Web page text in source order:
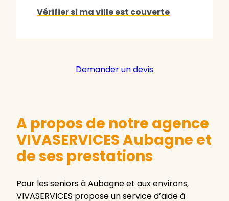
Vérifier si ma ville est couverte
Demander un devis
A propos de notre agence
VIVASERVICES Aubagne et
de ses prestations
Pour les seniors à Aubagne et aux environs,
VIVASERVICES propose un service d’aide à